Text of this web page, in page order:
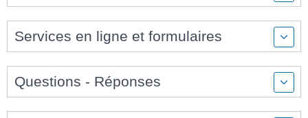
Services en ligne et formulaires
Questions - Réponses